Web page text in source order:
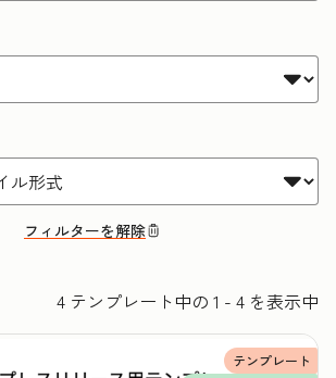
フィルターを解除
4 テンプレート中の 1 - 4 を表示中
テンプレート